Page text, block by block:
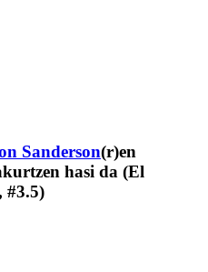
Sanderson(r)en
hasi da (El
#3.5)